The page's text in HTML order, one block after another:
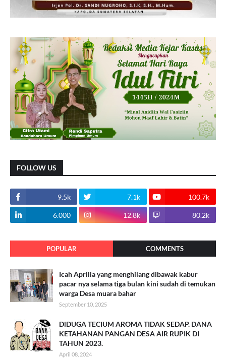
FOLLOW US
9.5k 7.1k 100.7k
6.000 12.8k 80.2k
POPULAR COMMENTS
Icah Aprilia yang menghilang dibawak kabur
pacar nya selama tiga bulan kini sudah di temukan
warga Desa muara bahar
September 10, 2025
DiDUGA TECIUM AROMA TIDAK SEDAP. DANA
KETAHANAN PANGAN DESA AIR RUPIK DI
TAHUN 2023.
April 08, 2024